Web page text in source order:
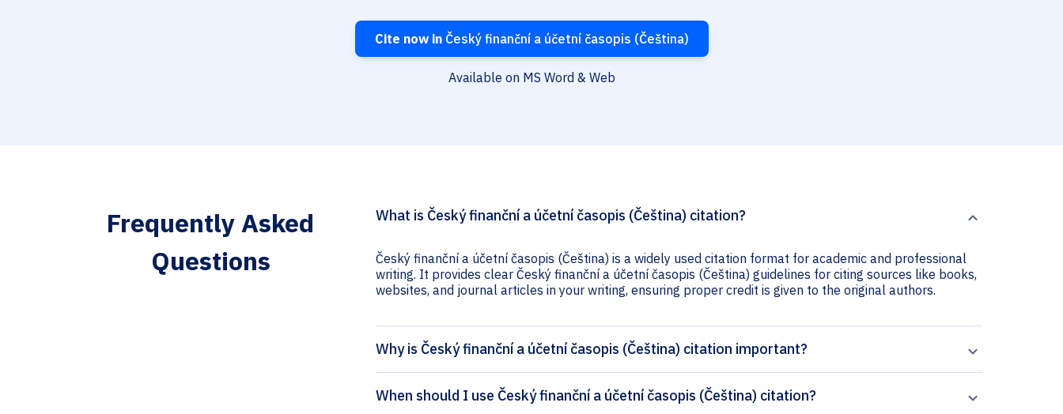
Cite now inČeský finanční a účetní časopis (Čeština)
Available on MS Word & Web
Frequently Asked
Questions
What is Český finanční a účetní časopis (Čeština) citation?
Český finanční a účetní časopis (Čeština) is a widely used citation format for academic and professional
writing. It provides clear Český finanční a účetní časopis (Čeština) guidelines for citing sources like books,
websites, and journal articles in your writing, ensuring proper credit is given to the original authors.
Why is Český finanční a účetní časopis (Čeština) citation important?
When should I use Český finanční a účetní časopis (Čeština) citation?